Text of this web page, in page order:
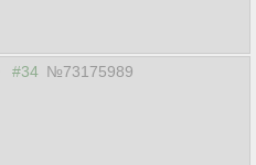
#34 №73175989